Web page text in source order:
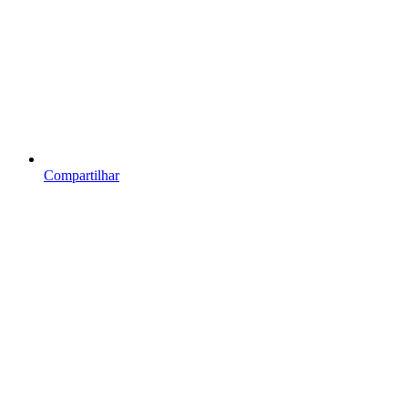
Compartilhar